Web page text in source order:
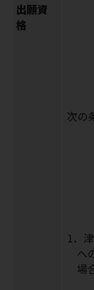
出願資
格
次の
1．
へ
場